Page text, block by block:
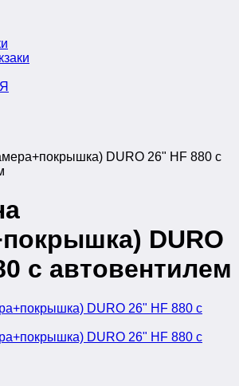
DURO 26" HF 880 с
DURO
с автовентилем